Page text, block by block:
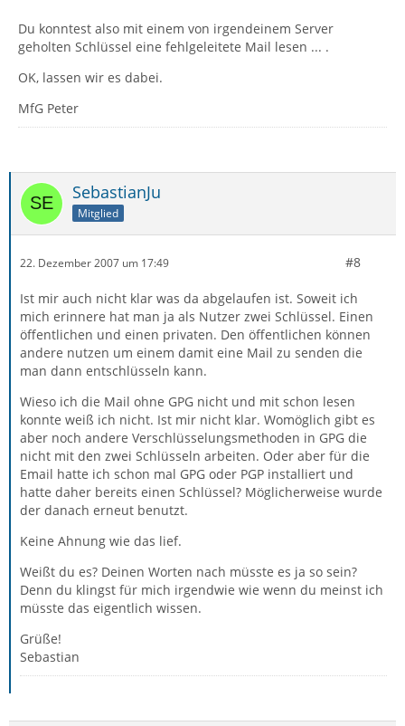
Du konntest also mit einem von irgendeinem Server
geholten Schlüssel eine fehlgeleitete Mail lesen ... .
OK, lassen wir es dabei.
MfG Peter
SebastianJu
Mitglied
22. Dezember 2007 um 17:49 #8
Ist mir auch nicht klar was da abgelaufen ist. Soweit ich
mich erinnere hat man ja als Nutzer zwei Schlüssel. Einen
öffentlichen und einen privaten. Den öffentlichen können
andere nutzen um einem damit eine Mail zu senden die
man dann entschlüsseln kann.
Wieso ich die Mail ohne GPG nicht und mit schon lesen
konnte weiß ich nicht. Ist mir nicht klar. Womöglich gibt es
aber noch andere Verschlüsselungsmethoden in GPG die
nicht mit den zwei Schlüsseln arbeiten. Oder aber für die
Email hatte ich schon mal GPG oder PGP installiert und
hatte daher bereits einen Schlüssel? Möglicherweise wurde
der danach erneut benutzt.
Keine Ahnung wie das lief.
Weißt du es? Deinen Worten nach müsste es ja so sein?
Denn du klingst für mich irgendwie wie wenn du meinst ich
müsste das eigentlich wissen.
Grüße!
Sebastian